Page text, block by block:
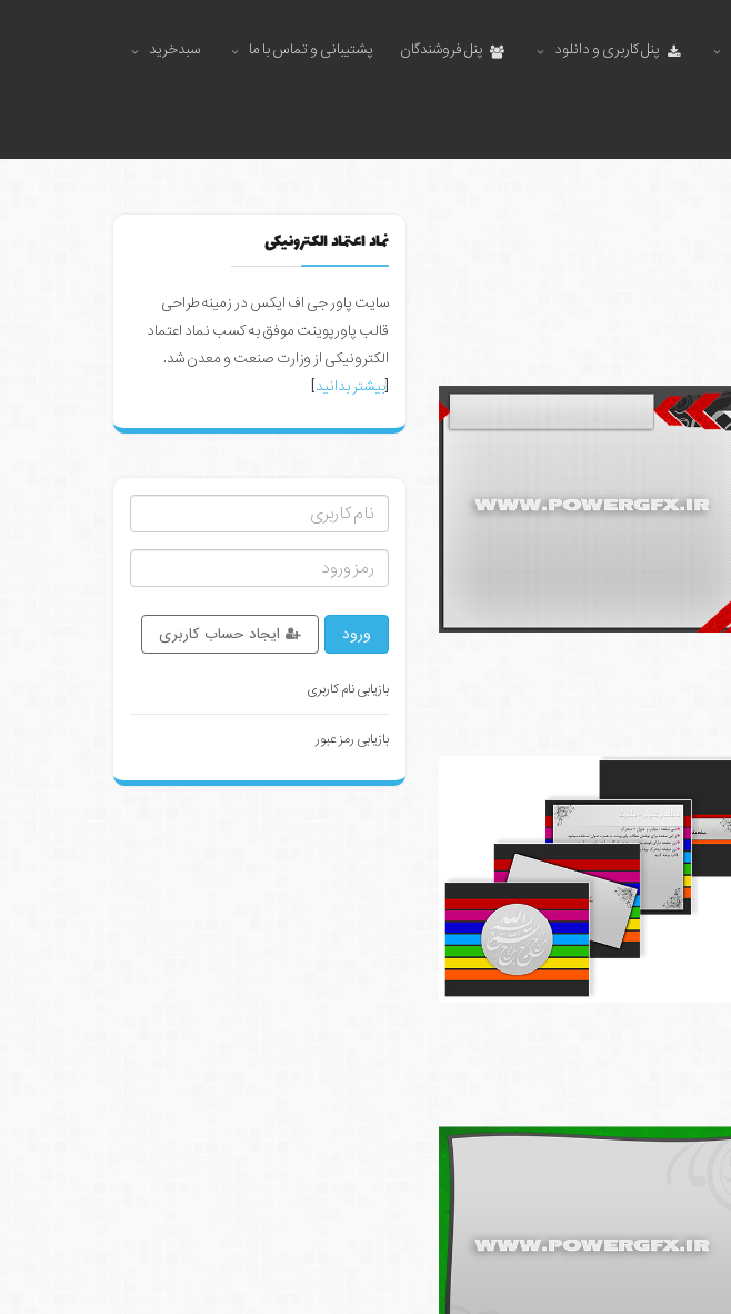
پنل کاربری و دانلود پنل فروشندگان پشتیبانی و تماس با ما سبدخرید
نماد اعتماد الکترونیکی
سایت پاور جی اف ایکس در زمینه طراحی
قالب پاورپوینت موفق به کسب نماد اعتماد
الکترونیکی از وزارت صنعت و معدن شد.
[بیشتر بدانید]
ورود ایجاد حساب کاربری
بازیابی نام کاربری
بازیابی رمز عبور